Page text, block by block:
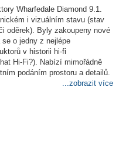
Wharfedale Diamond 9.1.
i vizuálním stavu (stav
oděrek). Byly zakoupeny nové
o jedny z nejlépe
v historii hi-fi
Hi-Fi?). Nabízí mimořádně
podáním prostoru a detailů.
...zobrazit více